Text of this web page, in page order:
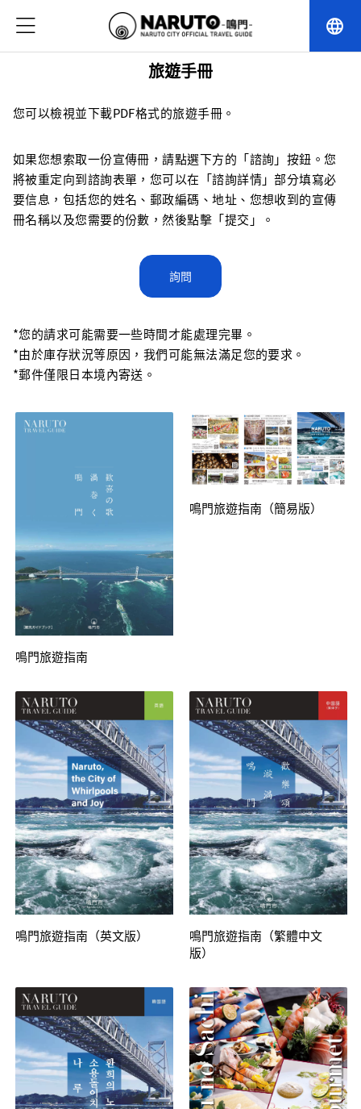
language
旅遊手冊
您可以檢視並下載PDF格式的旅遊手冊。
如果您想索取一份宣傳冊，請點選下方的「諮詢」按鈕。您
將被重定向到諮詢表單，您可以在「諮詢詳情」部分填寫必
要信息，包括您的姓名、郵政編碼、地址、您想收到的宣傳
冊名稱以及您需要的份數，然後點擊「提交」。
詢問
*您的請求可能需要一些時間才能處理完畢。
*由於庫存狀況等原因，我們可能無法滿足您的要求。
*郵件僅限日本境內寄送。
鳴門旅遊指南
鳴門旅遊指南（簡易版）
鳴門旅遊指南（英文版）
鳴門旅遊指南（繁體中文
版）